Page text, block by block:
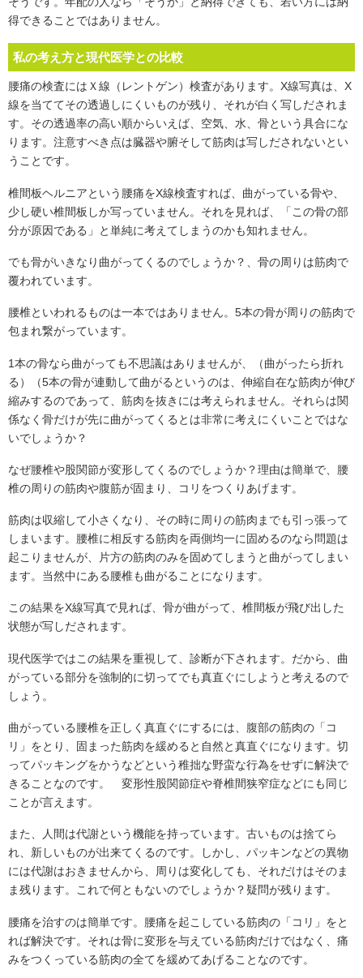
得できることではありません。
私の考え方と現代医学との比較
腰痛の検査にはＸ線（レントゲン）検査があります。X線写真は、X
線を当ててその透過しにくいものが残り、それが白く写しだされま
す。その透過率の高い順からいえば、空気、水、骨という具合にな
ります。注意すべき点は臓器や腑そして筋肉は写しだされないとい
うことです。
椎間板ヘルニアという腰痛をX線検査すれば、曲がっている骨や、
少し硬い椎間板しか写っていません。それを見れば、「この骨の部
分が原因である」と単純に考えてしまうのかも知れません。
でも骨がいきなり曲がってくるのでしょうか？、骨の周りは筋肉で
覆われています。
腰椎といわれるものは一本ではありません。5本の骨が周りの筋肉で
包まれ繋がっています。
1本の骨なら曲がっても不思議はありませんが、（曲がったら折れ
る）（5本の骨が連動して曲がるというのは、伸縮自在な筋肉が伸び
縮みするのであって、筋肉を抜きには考えられません。それらは関
係なく骨だけが先に曲がってくるとは非常に考えにくいことではな
いでしょうか？
なぜ腰椎や股関節が変形してくるのでしょうか？理由は簡単で、腰
椎の周りの筋肉や腹筋が固まり、コリをつくりあげます。
筋肉は収縮して小さくなり、その時に周りの筋肉までも引っ張って
しまいます。腰椎に相反する筋肉を両側均一に固めるのなら問題は
起こりませんが、片方の筋肉のみを固めてしまうと曲がってしまい
ます。当然中にある腰椎も曲がることになります。
この結果をX線写真で見れば、骨が曲がって、椎間板が飛び出した
状態が写しだされます。
現代医学ではこの結果を重視して、診断が下されます。だから、曲
がっている部分を強制的に切ってでも真直ぐにしようと考えるので
しょう。
曲がっている腰椎を正しく真直ぐにするには、腹部の筋肉の「コ
リ」をとり、固まった筋肉を緩めると自然と真直ぐになります。切
ってパッキングをかうなどという稚拙な野蛮な行為をせずに解決で
きることなのです。 変形性股関節症や脊椎間狭窄症などにも同じ
ことが言えます。
また、人間は代謝という機能を持っています。古いものは捨てら
れ、新しいものが出来てくるのです。しかし、パッキンなどの異物
には代謝はおきませんから、周りは変化しても、それだけはそのま
ま残ります。これで何ともないのでしょうか？疑問が残ります。
腰痛を治すのは簡単です。腰痛を起こしている筋肉の「コリ」をと
れば解決です。それは骨に変形を与えている筋肉だけではなく、痛
みをつくっている筋肉の全てを緩めてあげることなのです。